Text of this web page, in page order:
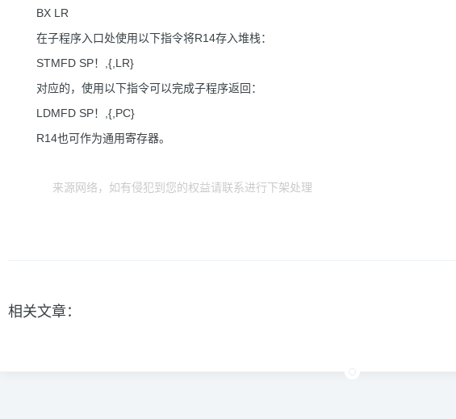
BX LR
在子程序入口处使用以下指令将R14存入堆栈：
STMFD SP！,{,LR}
对应的，使用以下指令可以完成子程序返回：
LDMFD SP！,{,PC}
R14也可作为通用寄存器。
来源网络，如有侵犯到您的权益请联系进行下架处理
相关文章：